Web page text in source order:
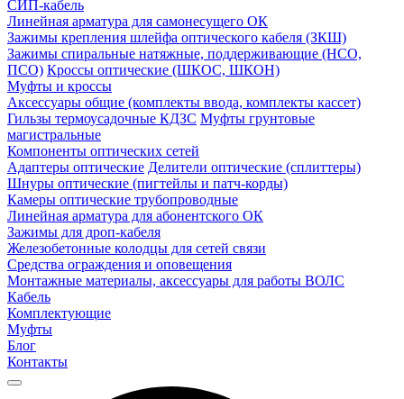
СИП-кабель
Линейная арматура для самонесущего ОК
Зажимы крепления шлейфа оптического кабеля (ЗКШ)
Зажимы спиральные натяжные, поддерживающие (НСО,
ПСО) Кроссы оптические (ШКОС, ШКОН)
Муфты и кроссы
Аксессуары общие (комплекты ввода, комплекты кассет)
Гильзы термоусадочные КДЗС Муфты грунтовые
магистральные
Компоненты оптических сетей
Адаптеры оптические Делители оптические (сплиттеры)
Шнуры оптические (пигтейлы и патч-корды)
Камеры оптические трубопроводные
Линейная арматура для абонентского ОК
Зажимы для дроп-кабеля
Железобетонные колодцы для сетей связи
Средства ограждения и оповещения
Монтажные материалы, аксессуары для работы ВОЛС
Кабель
Комплектующие
Муфты
Блог
Контакты